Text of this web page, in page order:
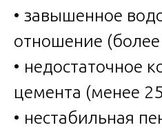
• завышенное
отношение (более
• недостаточное
цемента (менее
• нестабильная